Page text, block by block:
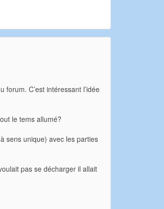
C’est intéressant l’idée
le tems allumé?
sens unique) avec les parties
pas se décharger il allait